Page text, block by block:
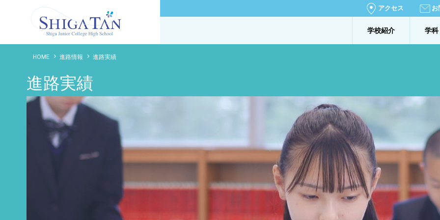
アクセス お
学校紹介 学科
HOME 進路情報 進路実績
進路実績